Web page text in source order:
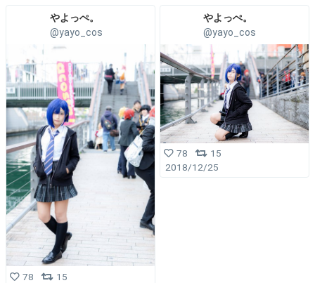
やよっぺ。
@yayo_cos
78
15
やよっぺ。
@yayo_cos
78
15
2018/12/25